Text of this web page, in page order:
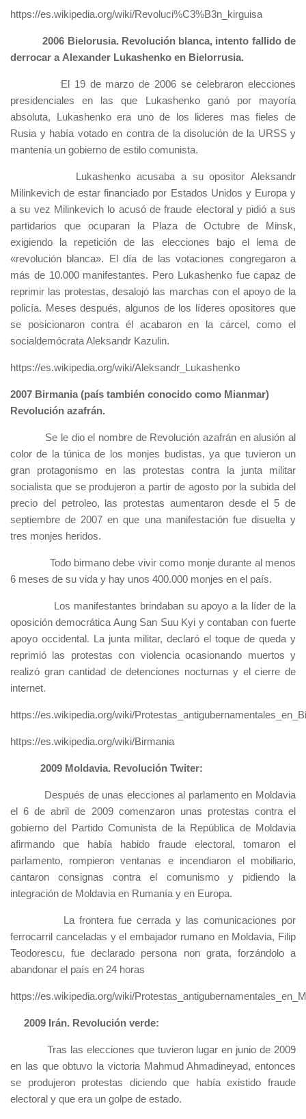
https://es.wikipedia.org/wiki/Revoluci%C3%B3n_kirguisa
2006 Bielorusia. Revolución blanca, intento fallido de
derrocar a Alexander Lukashenko en Bielorrusia.
El 19 de marzo de 2006 se celebraron elecciones
presidenciales en las que Lukashenko ganó por mayoría
absoluta, Lukashenko era uno de los lideres mas fieles de
Rusia y había votado en contra de la disolución de la URSS y
mantenía un gobierno de estilo comunista.
Lukashenko acusaba a su opositor Aleksandr
Milinkevich de estar financiado por Estados Unidos y Europa y
a su vez Milinkevich lo acusó de fraude electoral y pidió a sus
partidarios que ocuparan la Plaza de Octubre de Minsk,
exigiendo la repetición de las elecciones bajo el lema de
«revolución blanca». El día de las votaciones congregaron a
más de 10.000 manifestantes. Pero Lukashenko fue capaz de
reprimir las protestas, desalojó las marchas con el apoyo de la
policía. Meses después, algunos de los líderes opositores que
se posicionaron contra él acabaron en la cárcel, como el
socialdemócrata Aleksandr Kazulin.
https://es.wikipedia.org/wiki/Aleksandr_Lukashenko
2007 Birmania (país también conocido como Mianmar)
Revolución azafrán.
Se le dio el nombre de Revolución azafrán en alusión al
color de la túnica de los monjes budistas, ya que tuvieron un
gran protagonismo en las protestas contra la junta militar
socialista que se produjeron a partir de agosto por la subida del
precio del petroleo, las protestas aumentaron desde el 5 de
septiembre de 2007 en que una manifestación fue disuelta y
tres monjes heridos.
Todo birmano debe vivir como monje durante al menos
6 meses de su vida y hay unos 400.000 monjes en el país.
Los manifestantes brindaban su apoyo a la líder de la
oposición democrática Aung San Suu Kyi y contaban con fuerte
apoyo occidental. La junta militar, declaró el toque de queda y
reprimió las protestas con violencia ocasionando muertos y
realizó gran cantidad de detenciones nocturnas y el cierre de
internet.
https://es.wikipedia.org/wiki/
https://es.wikipedia.org/wiki/Birmania
2009 Moldavia. Revolución Twiter:
Después de unas elecciones al parlamento en Moldavia
el 6 de abril de 2009 comenzaron unas protestas contra el
gobierno del Partido Comunista de la República de Moldavia
afirmando que había habido fraude electoral, tomaron el
parlamento, rompieron ventanas e incendiaron el mobiliario,
cantaron consignas contra el comunismo y pidiendo la
integración de Moldavia en Rumanía y en Europa.
La frontera fue cerrada y las comunicaciones por
ferrocarril canceladas y el embajador rumano en Moldavia, Filip
Teodorescu, fue declarado persona non grata, forzándolo a
abandonar el país en 24 horas
https://es.wikipedia.org/wiki/
2009 Irán. Revolución verde:
Tras las elecciones que tuvieron lugar en junio de 2009
en las que obtuvo la victoria Mahmud Ahmadineyad, entonces
se produjeron protestas diciendo que había existido fraude
electoral y que era un golpe de estado.